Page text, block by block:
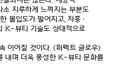
지루하게 느껴지는 부분도
몰입도가 떨어지고,차홍 ·
K-뷰티 기술도 상대적으로
이어질 것이다. <퍼펙트 글로우>
내며 더욱 풍성한 K-뷰티 문화를